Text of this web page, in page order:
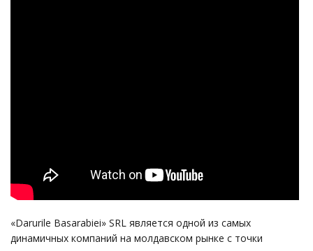
«Darurile Basarabiei» SRL является одной из самых
динамичных компаний на молдавском рынке с точки